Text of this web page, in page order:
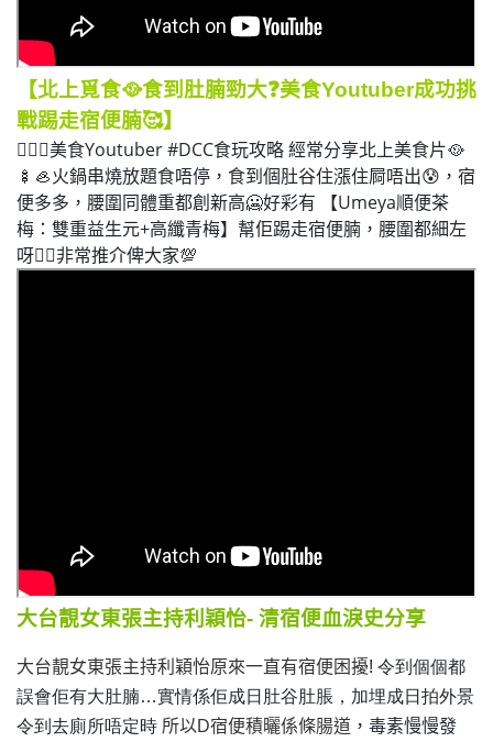
【北上覓食🥘食到肚腩勁大❓美食Youtuber成功挑
戰踢走宿便腩🥰】
💁🏻‍♀️美食Youtuber #DCC食玩攻略 經常分享北上美食片🥘
🍢🦪火鍋串燒放題食唔停，食到個肚谷住漲住屙唔出😰，宿
便多多，腰圍同體重都創新高🥶好彩有 【Umeya順便茶
梅：雙重益生元+高纖青梅】幫佢踢走宿便腩，腰圍都細左
呀👍🏻非常推介俾大家💯
大台靚女東張主持利穎怡- 清宿便血淚史分享
大台靚女東張主持利穎怡原來一直有宿便困擾! 令到個個都
誤會佢有大肚腩…實情係佢成日肚谷肚脹，加埋成日拍外景
令到去廁所唔定時 所以D宿便積曬係條腸道 ，毒素慢慢發